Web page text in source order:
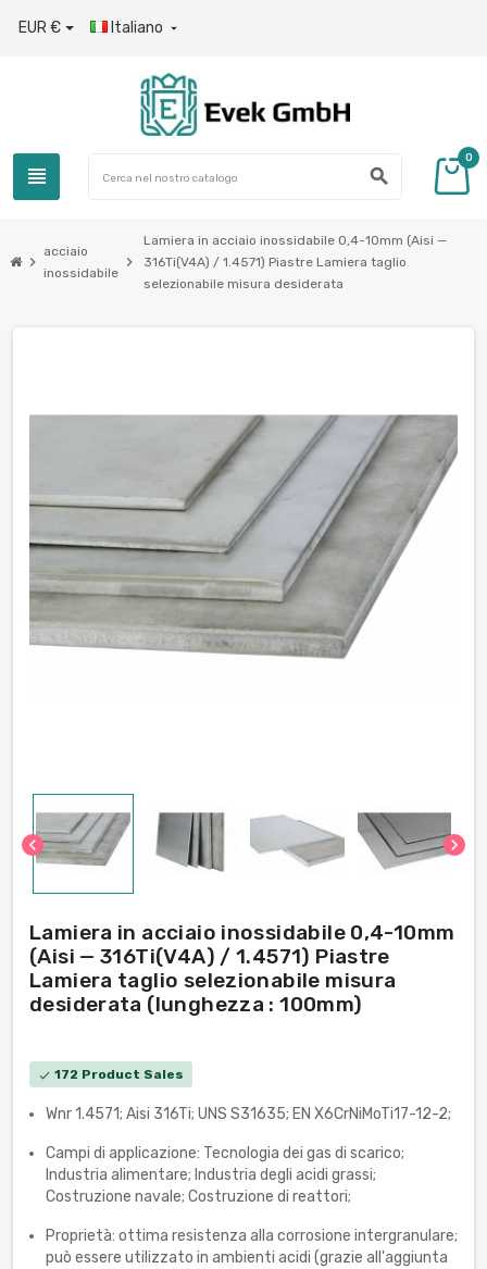
EUR € Italiano 
view_headline search
0
chevron_right
acciaio
inossidabile
chevron_right
Lamiera in acciaio inossidabile 0,4-10mm (Aisi —
316Ti(V4A) / 1.4571) Piastre Lamiera taglio
selezionabile misura desiderata
chevron_left chevron_right
Lamiera in acciaio inossidabile 0,4-10mm
(Aisi — 316Ti(V4A) / 1.4571) Piastre
Lamiera taglio selezionabile misura
desiderata (lunghezza : 100mm)
check 172 Product Sales
Wnr 1.4571; Aisi 316Ti; UNS S31635; EN X6CrNiMoTi17-12-2;
Campi di applicazione: Tecnologia dei gas di scarico;
Industria alimentare; Industria degli acidi grassi;
Costruzione navale; Costruzione di reattori;
Proprietà: ottima resistenza alla corrosione intergranulare;
può essere utilizzato in ambienti acidi (grazie all'aggiunta